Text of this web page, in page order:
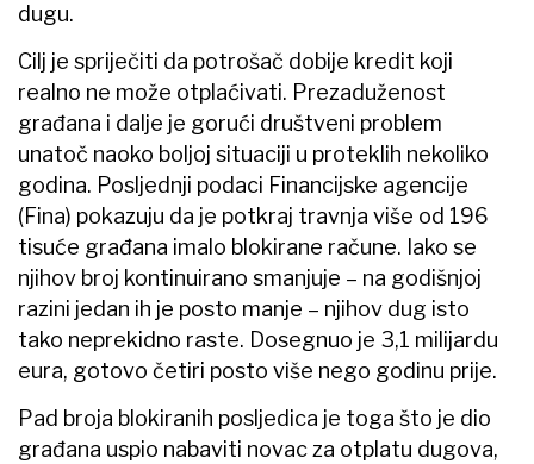
dugu.
Cilj je spriječiti da potrošač dobije kredit koji
realno ne može otplaćivati. Prezaduženost
građana i dalje je gorući društveni problem
unatoč naoko boljoj situaciji u proteklih nekoliko
godina. Posljednji podaci Financijske agencije
(Fina) pokazuju da je potkraj travnja više od 196
tisuće građana imalo blokirane račune. Iako se
njihov broj kontinuirano smanjuje – na godišnjoj
razini jedan ih je posto manje – njihov dug isto
tako neprekidno raste. Dosegnuo je 3,1 milijardu
eura, gotovo četiri posto više nego godinu prije.
Pad broja blokiranih posljedica je toga što je dio
građana uspio nabaviti novac za otplatu dugova,